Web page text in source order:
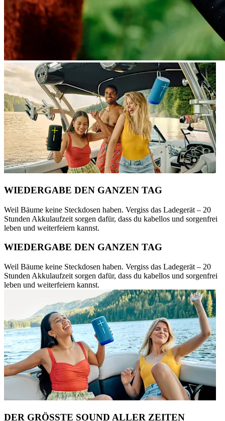
WIEDERGABE DEN GANZEN TAG
Weil Bäume keine Steckdosen haben. Vergiss das Ladegerät – 20
Stunden Akkulaufzeit sorgen dafür, dass du kabellos und sorgenfrei
leben und weiterfeiern kannst.
WIEDERGABE DEN GANZEN TAG
Weil Bäume keine Steckdosen haben. Vergiss das Ladegerät – 20
Stunden Akkulaufzeit sorgen dafür, dass du kabellos und sorgenfrei
leben und weiterfeiern kannst.
DER GRÖSSTE SOUND ALLER ZEITEN